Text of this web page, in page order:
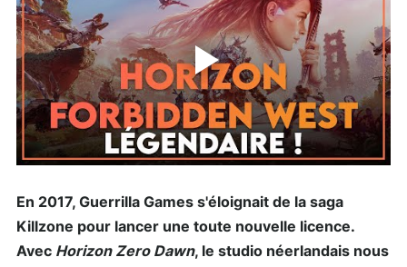
En 2017, Guerrilla Games s'éloignait de la saga
Killzone pour lancer une toute nouvelle licence.
Avec Horizon Zero Dawn, le studio néerlandais nous